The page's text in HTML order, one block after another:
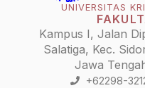
UNIVERSITAS
Kampus I, Jalan
Salatiga, Kec.
Jawa
+62298-